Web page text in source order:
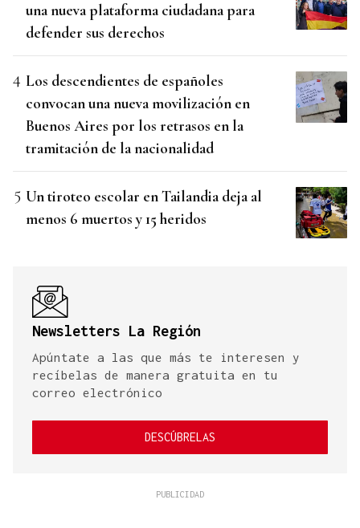
una nueva plataforma ciudadana para
defender sus derechos
Los descendientes de españoles
convocan una nueva movilización en
Buenos Aires por los retrasos en la
tramitación de la nacionalidad
Un tiroteo escolar en Tailandia deja al
menos 6 muertos y 15 heridos
Newsletters La Región
Apúntate a las que más te interesen y
recíbelas de manera gratuita en tu
correo electrónico
DESCÚBRELAS